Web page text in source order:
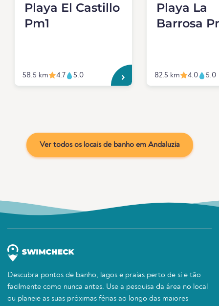
Playa El Castillo
Pm1
58.5 km 4.7 5.0
Playa La
Barrosa
82.5 km 4.0 5.0
Ver todos os locais de banho em Andaluzia
Descubra pontos de banho, lagos e praias perto de si e tão
facilmente como nunca antes. Use a pesquisa da área no local
ou planeie as suas próximas férias ao longo das maiores